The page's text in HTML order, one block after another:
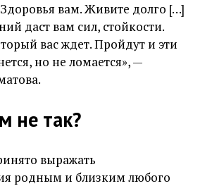
вам. Живите долго […]
даст вам сил, стойкости.
вас ждет. Пройдут и эти
но не ломается», —
не так?
выражать
родным и близким любого